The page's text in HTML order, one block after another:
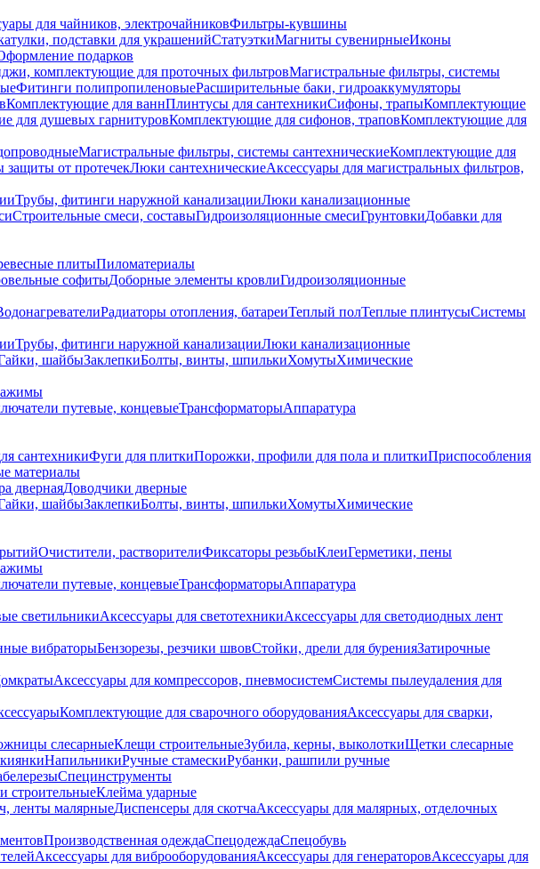
для чайников, электрочайниковФильтры-кувшины
подставки для украшенийСтатуэткиМагниты сувенирныеИконы
подарков
комплектующие для проточных фильтровМагистральные фильтры, системы
Фитинги полипропиленовыеРасширительные баки, гидроаккумуляторы
Комплектующие для ваннПлинтусы для сантехникиСифоны, трапыКомплектующие
для душевых гарнитуровКомплектующие для сифонов, траповКомплектующие для
Магистральные фильтры, системы сантехническиеКомплектующие для
защиты от протечекЛюки сантехническиеАксессуары для магистральных фильтров,
Трубы, фитинги наружной канализацииЛюки канализационные
Строительные смеси, составыГидроизоляционные смесиГрунтовкиДобавки для
плитыПиломатериалы
софитыДоборные элементы кровлиГидроизоляционные
Радиаторы отопления, батареиТеплый полТеплые плинтусыСистемы
Трубы, фитинги наружной канализацииЛюки канализационные
шайбыЗаклепкиБолты, винты, шпилькиХомутыХимические
путевые, концевыеТрансформаторыАппаратура
сантехникиФуги для плиткиПорожки, профили для пола и плиткиПриспособления
материалы
двернаяДоводчики дверные
шайбыЗаклепкиБолты, винты, шпилькиХомутыХимические
Очистители, растворителиФиксаторы резьбыКлеиГерметики, пены
путевые, концевыеТрансформаторыАппаратура
светильникиАксессуары для светотехникиАксессуары для светодиодных лент
вибраторыБензорезы, резчики швовСтойки, дрели для буренияЗатирочные
Аксессуары для компрессоров, пневмосистемСистемы пылеудаления для
Комплектующие для сварочного оборудованияАксессуары для сварки,
слесарныеКлещи строительныеЗубила, керны, выколоткиЩетки слесарные
НапильникиРучные стамескиРубанки, рашпили ручные
Специнструменты
строительныеКлейма ударные
ленты малярныеДиспенсеры для скотчаАксессуары для малярных, отделочных
Производственная одеждаСпецодеждаСпецобувь
Аксессуары для виброоборудованияАксессуары для генераторовАксессуары для